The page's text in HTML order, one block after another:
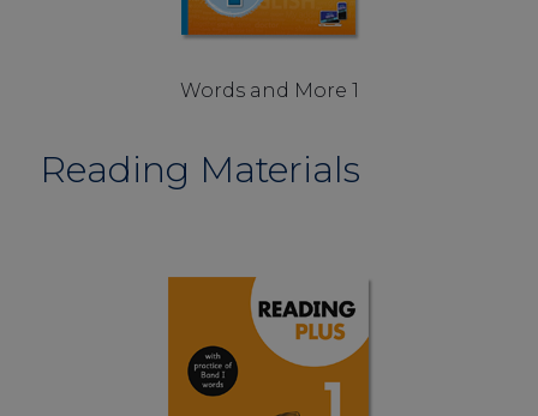
Words and More 1
Reading Materials